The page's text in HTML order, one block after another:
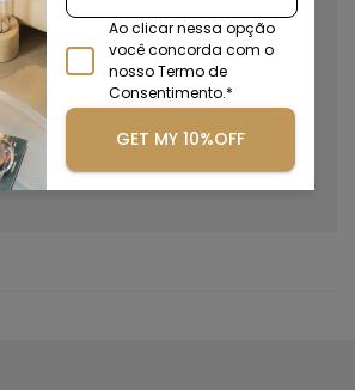
produção.
de uso, o polimento deixa a peça
Ao clicar nessa opção
você concorda com o
nosso Termo de
Consentimento.*
GET MY 10%OFF